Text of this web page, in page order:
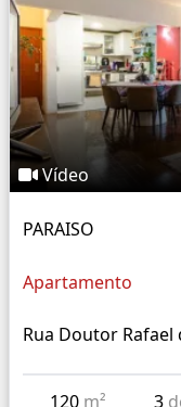
Vídeo
PARAISO
Apartamento
Rua Doutor Rafael
120 m² 3